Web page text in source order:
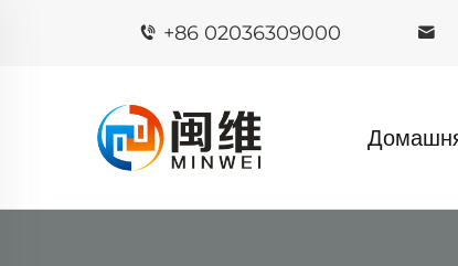
+86 02036309000